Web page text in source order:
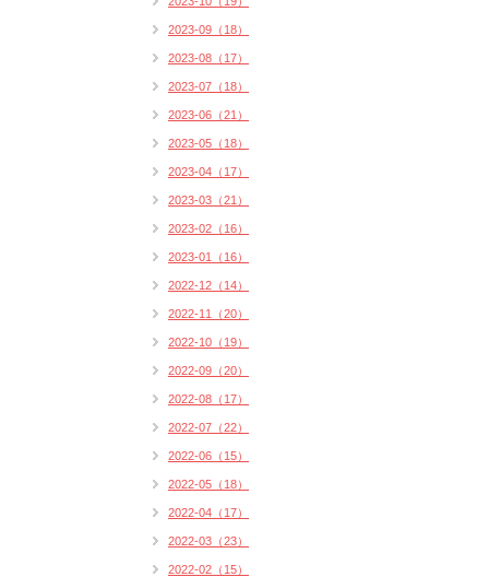
2023-09（18）
2023-08（17）
2023-07（18）
2023-06（21）
2023-05（18）
2023-04（17）
2023-03（21）
2023-02（16）
2023-01（16）
2022-12（14）
2022-11（20）
2022-10（19）
2022-09（20）
2022-08（17）
2022-07（22）
2022-06（15）
2022-05（18）
2022-04（17）
2022-03（23）
2022-02（15）